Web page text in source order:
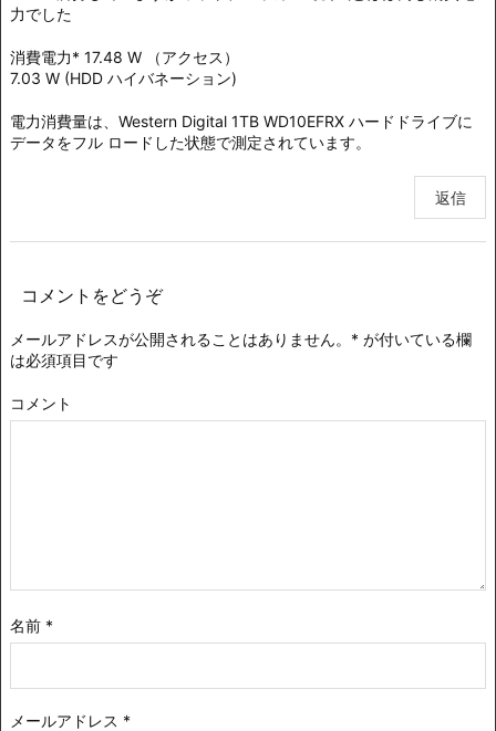
力でした
消費電力* 17.48 W （アクセス）
7.03 W (HDD ハイバネーション)
電力消費量は、Western Digital 1TB WD10EFRX ハードドライブに
データをフル ロードした状態で測定されています。
返信
コメントをどうぞ
メールアドレスが公開されることはありません。 * が付いている欄
は必須項目です
コメント
名前 *
メールアドレス *